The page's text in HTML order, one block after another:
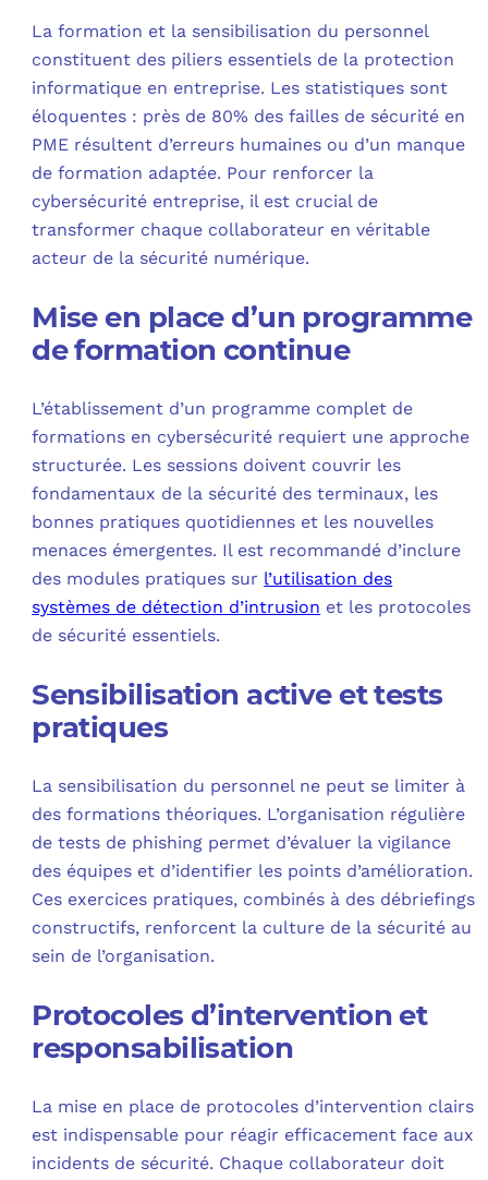
La formation et la sensibilisation du personnel
constituent des piliers essentiels de la protection
informatique en entreprise. Les statistiques sont
éloquentes : près de 80% des failles de sécurité en
PME résultent d’erreurs humaines ou d’un manque
de formation adaptée. Pour renforcer la
cybersécurité entreprise, il est crucial de
transformer chaque collaborateur en véritable
acteur de la sécurité numérique.
Mise en place d’un programme
de formation continue
L’établissement d’un programme complet de
formations en cybersécurité requiert une approche
structurée. Les sessions doivent couvrir les
fondamentaux de la sécurité des terminaux, les
bonnes pratiques quotidiennes et les nouvelles
menaces émergentes. Il est recommandé d’inclure
des modules pratiques sur l’utilisation des
systèmes de détection d’intrusion et les protocoles
de sécurité essentiels.
Sensibilisation active et tests
pratiques
La sensibilisation du personnel ne peut se limiter à
des formations théoriques. L’organisation régulière
de tests de phishing permet d’évaluer la vigilance
des équipes et d’identifier les points d’amélioration.
Ces exercices pratiques, combinés à des débriefings
constructifs, renforcent la culture de la sécurité au
sein de l’organisation.
Protocoles d’intervention et
responsabilisation
La mise en place de protocoles d’intervention clairs
est indispensable pour réagir efficacement face aux
incidents de sécurité. Chaque collaborateur doit